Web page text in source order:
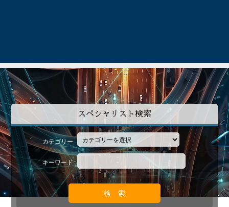
スペシャリスト検索
カテゴリー
キーワード